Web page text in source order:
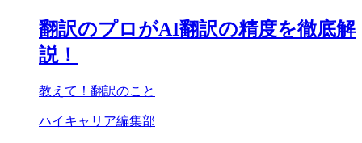
翻訳のプロがAI翻訳の精度を徹底解
説！
教えて！翻訳のこと
ハイキャリア編集部